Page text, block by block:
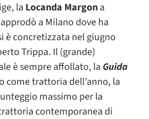
la Locanda Margona
a Milano dove ha
è concretizzata nel giugno
Trippa. Il (grande)
è sempre affollato, la Guida
come trattoria dell’anno, la
massimo per la
contemporanea di